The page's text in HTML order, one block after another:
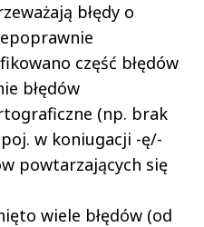
błędy o
część błędów
błędów
(np. brak
w koniugacji -ę/-
powtarzających się
wiele błędów (od